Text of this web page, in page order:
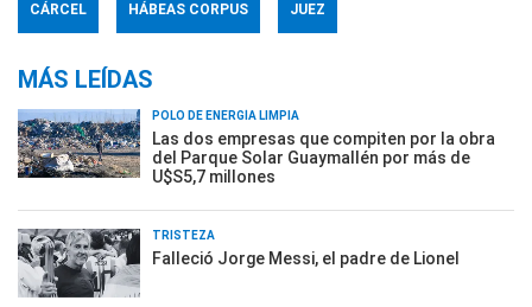
CÁRCEL HÁBEAS CORPUS JUEZ
MÁS LEÍDAS
POLO DE ENERGÍA LIMPIA
Las dos empresas que compiten por la obra
del Parque Solar Guaymallén por más de
U$S5,7 millones
TRISTEZA
Falleció Jorge Messi, el padre de Lionel